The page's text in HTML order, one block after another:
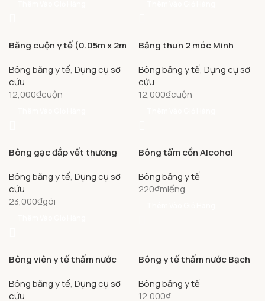
Băng cuộn y tế (0.05m x 2m
Bông băng y tế, Dụng cụ sơ
cứu
12,000₫cuộn
Băng thun 2 móc Minh
cầm máu, cố định khớp (12
cuộn)
Bông băng y tế, Dụng cụ sơ
cứu
12,000₫cuộn
Bông gạc đắp vết thương
Bông băng y tế, Dụng cụ sơ
cứu
23,000₫gói
Bông tẩm cồn Alcohol
trùng(100 miếng)
Bông băng y tế
220₫miếng
Bông viên y tế thấm nước
thương(50g)
Bông băng y tế, Dụng cụ sơ
cứu
Bông y tế thấm nước Bạch
sóc cá nhân và y tế (45g)
Bông băng y tế
12,000₫